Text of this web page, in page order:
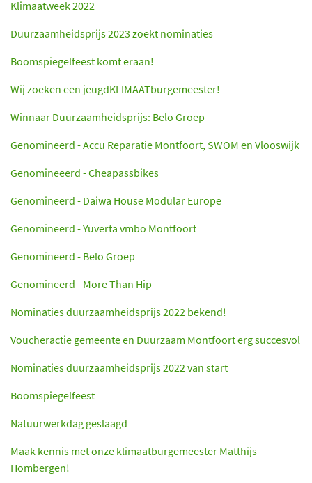
Klimaatweek 2022
Duurzaamheidsprijs 2023 zoekt nominaties
Boomspiegelfeest komt eraan!
Wij zoeken een jeugdKLIMAATburgemeester!
Winnaar Duurzaamheidsprijs: Belo Groep
Genomineerd - Accu Reparatie Montfoort, SWOM en Vlooswijk
Genomineeerd - Cheapassbikes
Genomineerd - Daiwa House Modular Europe
Genomineerd - Yuverta vmbo Montfoort
Genomineerd - Belo Groep
Genomineerd - More Than Hip
Nominaties duurzaamheidsprijs 2022 bekend!
Voucheractie gemeente en Duurzaam Montfoort erg succesvol
Nominaties duurzaamheidsprijs 2022 van start
Boomspiegelfeest
Natuurwerkdag geslaagd
Maak kennis met onze klimaatburgemeester Matthijs
Hombergen!